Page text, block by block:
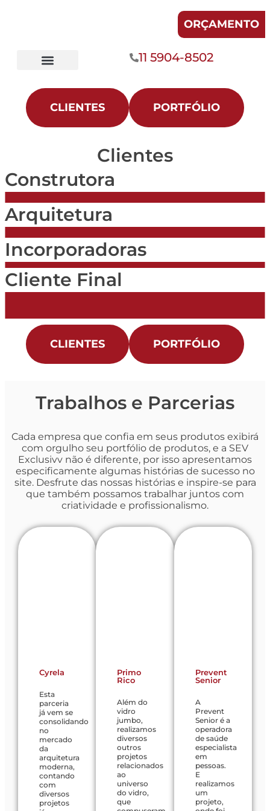
ORÇAMENTO
11 5904-8502
CLIENTES PORTFÓLIO
Clientes
Construtora
Arquitetura
Incorporadoras
Cliente Final
CLIENTES PORTFÓLIO
Trabalhos e Parcerias
Cada empresa que confia em seus produtos exibirá
com orgulho seu portfólio de produtos, e a SEV
Exclusivv não é diferente, por isso apresentamos
especificamente algumas histórias de sucesso no
site. Desfrute das nossas histórias e inspire-se para
que também possamos trabalhar juntos com
criatividade e profissionalismo.
Cyrela
Esta
parceria
já vem se
consolidando
no
mercado
da
arquitetura
moderna,
contando
com
diversos
projetos
Primo
Rico
Além do
vidro
jumbo,
realizamos
diversos
outros
projetos
relacionados
ao
universo
do vidro,
que
Prevent
Senior
A
Prevent
Senior é a
operadora
de saúde
especialista
em
pessoas.
E
realizamos
um
projeto,